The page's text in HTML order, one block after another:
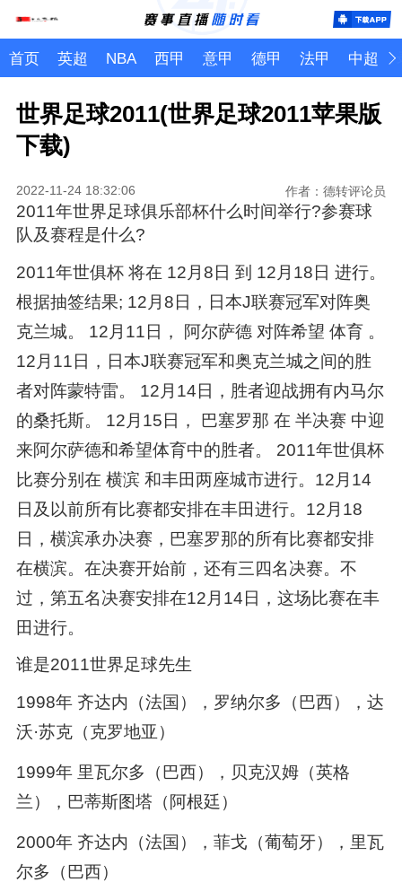
首页 英超 NBA 西甲 意甲 德甲 法甲 中超
世界足球2011(世界足球2011苹果版
下载)
2022-11-24 18:32:06 作者：德转评论员
2011年世界足球俱乐部杯什么时间举行?参赛球
队及赛程是什么?
2011年世俱杯 将在 12月8日 到 12月18日 进行。
根据抽签结果; 12月8日，日本J联赛冠军对阵奥
克兰城。 12月11日， 阿尔萨德 对阵希望 体育 。
12月11日，日本J联赛冠军和奥克兰城之间的胜
者对阵蒙特雷。 12月14日，胜者迎战拥有内马尔
的桑托斯。 12月15日， 巴塞罗那 在 半决赛 中迎
来阿尔萨德和希望体育中的胜者。 2011年世俱杯
比赛分别在 横滨 和丰田两座城市进行。12月14
日及以前所有比赛都安排在丰田进行。12月18
日，横滨承办决赛，巴塞罗那的所有比赛都安排
在横滨。在决赛开始前，还有三四名决赛。不
过，第五名决赛安排在12月14日，这场比赛在丰
田进行。
谁是2011世界足球先生
1998年 齐达内（法国），罗纳尔多（巴西），达
沃·苏克（克罗地亚）
1999年 里瓦尔多（巴西），贝克汉姆（英格
兰），巴蒂斯图塔（阿根廷）
2000年 齐达内（法国），菲戈（葡萄牙），里瓦
尔多（巴西）